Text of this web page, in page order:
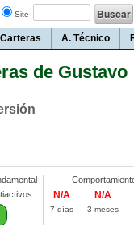
Site
Carteras A. Técnico
de Gustavo
N/A
7 días
N/A
3 meses